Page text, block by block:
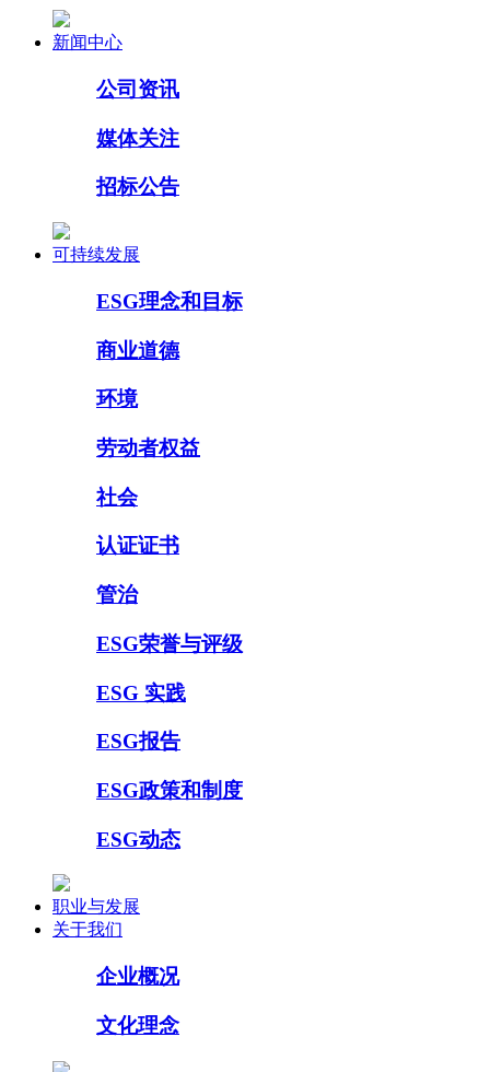
新闻中心
公司资讯
媒体关注
招标公告
可持续发展
ESG理念和目标
商业道德
环境
劳动者权益
社会
认证证书
管治
ESG荣誉与评级
ESG 实践
ESG报告
ESG政策和制度
ESG动态
职业与发展
关于我们
企业概况
文化理念